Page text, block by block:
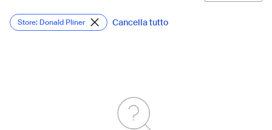
Store: Donald Pliner Cancella tutto